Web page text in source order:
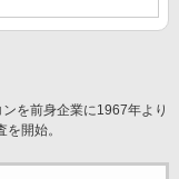
を前身企業に1967年より
開始。